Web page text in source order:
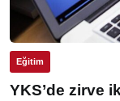
Eğitim
YKS’de zirve